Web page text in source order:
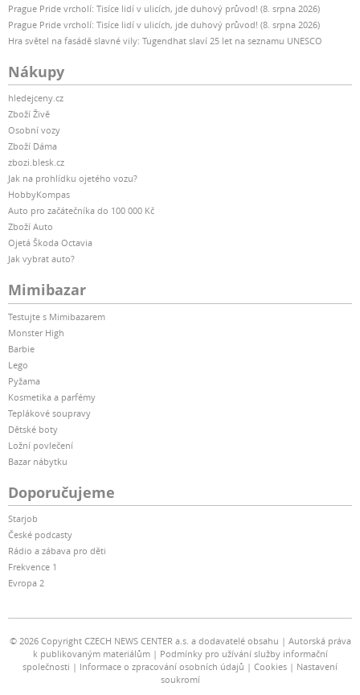
Prague Pride vrcholí: Tisíce lidí v ulicích, jde duhový průvod! (8. srpna 2026)
Prague Pride vrcholí: Tisíce lidí v ulicích, jde duhový průvod! (8. srpna 2026)
Hra světel na fasádě slavné vily: Tugendhat slaví 25 let na seznamu UNESCO
Nákupy
hledejceny.cz
Zboží Živě
Osobní vozy
Zboží Dáma
zbozi.blesk.cz
Jak na prohlídku ojetého vozu?
HobbyKompas
Auto pro začátečníka do 100 000 Kč
Zboží Auto
Ojetá Škoda Octavia
Jak vybrat auto?
Mimibazar
Testujte s Mimibazarem
Monster High
Barbie
Lego
Pyžama
Kosmetika a parfémy
Teplákové soupravy
Dětské boty
Ložní povlečení
Bazar nábytku
Doporučujeme
Starjob
České podcasty
Rádio a zábava pro děti
Frekvence 1
Evropa 2
© 2026 Copyright CZECH NEWS CENTER a.s. a dodavatelé obsahu
Autorská práva
k publikovaným materiálům
Podmínky pro užívání služby informační
společnosti
Informace o zpracování osobních údajů Cookies
Nastavení
soukromí